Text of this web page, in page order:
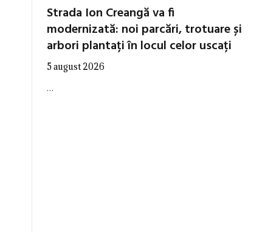
Strada Ion Creangă va fi
modernizată: noi parcări, trotuare și
arbori plantați în locul celor uscați
5 august 2026
…